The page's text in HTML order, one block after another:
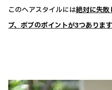
このヘアスタイルには絶対に失敗
ブ、ボブのポイントが3つありま